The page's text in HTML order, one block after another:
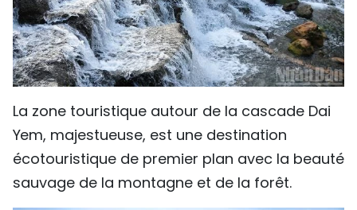
La zone touristique autour de la cascade Dai
Yem, majestueuse, est une destination
écotouristique de premier plan avec la beauté
sauvage de la montagne et de la forêt.